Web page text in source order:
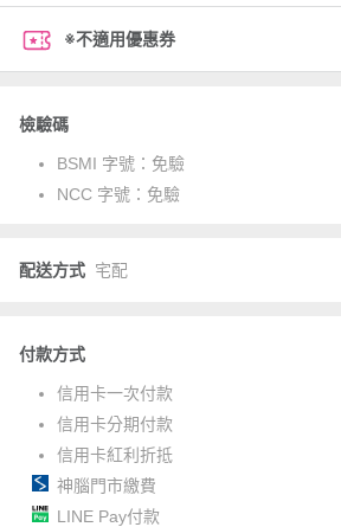
※不適用優惠券
檢驗碼
BSMI 字號： 免驗
NCC 字號： 免驗
配送方式 宅配
付款方式
信用卡一次付款
信用卡分期付款
信用卡紅利折抵
神腦門市繳費
LINE Pay付款